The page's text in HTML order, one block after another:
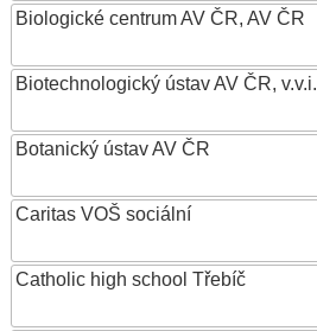
Biologické centrum AV ČR, AV ČR
Biotechnologický ústav AV ČR, v.v.i.
Botanický ústav AV ČR
Caritas VOŠ sociální
Catholic high school Třebíč